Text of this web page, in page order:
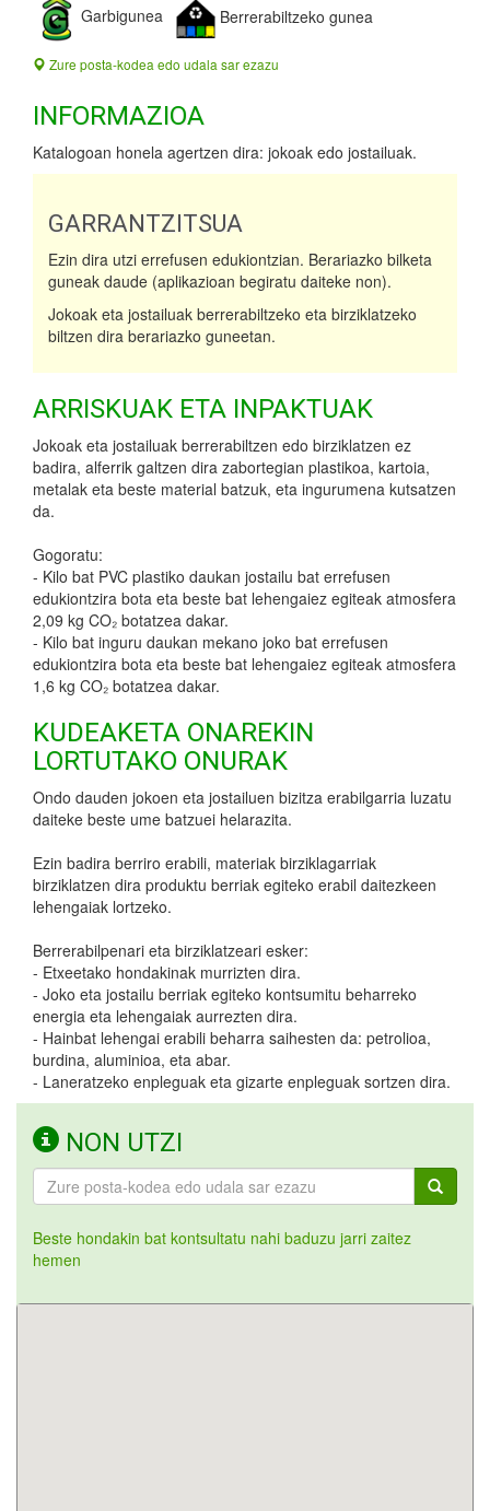
Garbigunea Berrerabiltzeko gunea
Zure posta-kodea edo udala sar ezazu
INFORMAZIOA
Katalogoan honela agertzen dira: jokoak edo jostailuak.
GARRANTZITSUA
Ezin dira utzi errefusen edukiontzian. Berariazko bilketa
guneak daude (aplikazioan begiratu daiteke non).
Jokoak eta jostailuak berrerabiltzeko eta birziklatzeko
biltzen dira berariazko guneetan.
ARRISKUAK ETA INPAKTUAK
Jokoak eta jostailuak berrerabiltzen edo birziklatzen ez
badira, alferrik galtzen dira zabortegian plastikoa, kartoia,
metalak eta beste material batzuk, eta ingurumena kutsatzen
da.
Gogoratu:
- Kilo bat PVC plastiko daukan jostailu bat errefusen
edukiontzira bota eta beste bat lehengaiez egiteak atmosfera
2,09 kg CO₂ botatzea dakar.
- Kilo bat inguru daukan mekano joko bat errefusen
edukiontzira bota eta beste bat lehengaiez egiteak atmosfera
1,6 kg CO₂ botatzea dakar.
KUDEAKETA ONAREKIN
LORTUTAKO ONURAK
Ondo dauden jokoen eta jostailuen bizitza erabilgarria luzatu
daiteke beste ume batzuei helarazita.
Ezin badira berriro erabili, materiak birziklagarriak
birziklatzen dira produktu berriak egiteko erabil daitezkeen
lehengaiak lortzeko.
Berrerabilpenari eta birziklatzeari esker:
- Etxeetako hondakinak murrizten dira.
- Joko eta jostailu berriak egiteko kontsumitu beharreko
energia eta lehengaiak aurrezten dira.
- Hainbat lehengai erabili beharra saihesten da: petrolioa,
burdina, aluminioa, eta abar.
- Laneratzeko enpleguak eta gizarte enpleguak sortzen dira.
NON UTZI
Beste hondakin bat kontsultatu nahi baduzu jarri zaitez
hemen